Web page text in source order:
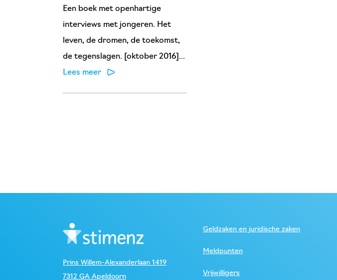
Een boek met openhartige
interviews met jongeren. Het
leven, de dromen, de toekomst,
de tegenslagen. [oktober 2016]...
Lees meer
Prins Willem-Alexanderlaan 1419
7312 GA Apeldoorn
Geldzaken en juridische zaken
Meldpunten
Vrijwilligers